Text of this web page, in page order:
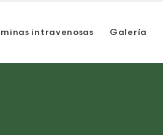
intravenosas Galería